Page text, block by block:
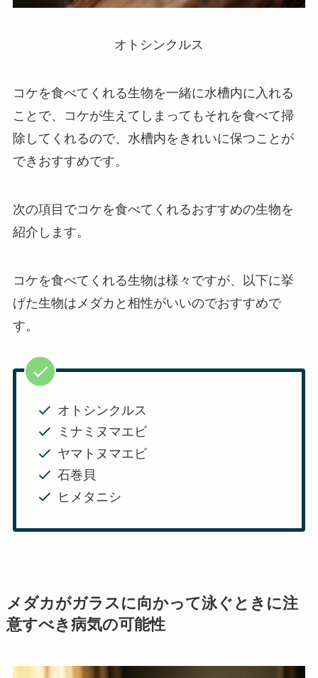
オトシンクルス
コケを食べてくれる生物を一緒に水槽内に入れる
ことで、コケが生えてしまってもそれを食べて掃
除してくれるので、水槽内をきれいに保つことが
できおすすめです。
次の項目でコケを食べてくれるおすすめの生物を
紹介します。
コケを食べてくれる生物は様々ですが、以下に挙
げた生物はメダカと相性がいいのでおすすめで
す。
オトシンクルス
ミナミヌマエビ
ヤマトヌマエビ
石巻貝
ヒメタニシ
メダカがガラスに向かって泳ぐときに注
意すべき病気の可能性